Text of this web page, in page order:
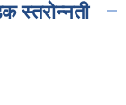
स्तरोन्नती